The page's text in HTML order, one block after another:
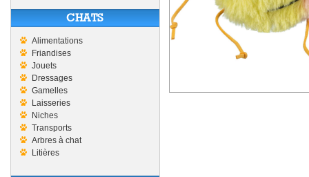
CHATS
Alimentations
Friandises
Jouets
Dressages
Gamelles
Laisseries
Niches
Transports
Arbres à chat
Litières